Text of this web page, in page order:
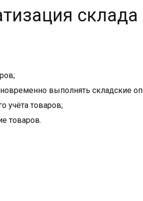
склада
выполнять складские
учёта товаров;
товаров.